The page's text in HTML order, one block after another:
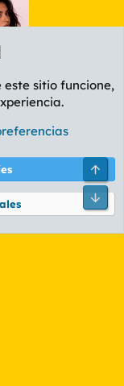
privacidad Ayuda
Ltd.
este sitio funcione,
Pie